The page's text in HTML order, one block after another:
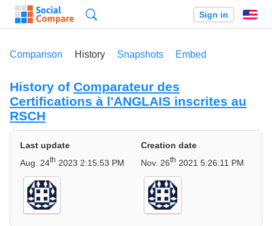
Sign in
Comparison History Snapshots Embed
History of Comparateur des
Certifications à l'ANGLAIS inscrites au
RSCH
Last update
Aug. 24th 2023 2:15:53 PM
Creation date
Nov. 26th 2021 5:26:11 PM